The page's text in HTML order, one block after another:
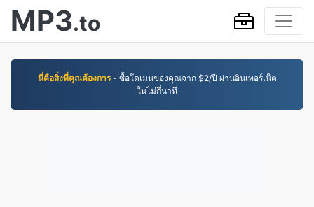
MP3.to
นี่คือสิ่งที่คุณต้องการ- ซื้อโดเมนของคุณจาก $2/ปี ผ่านอินเทอร์เน็ต
ในไม่กี่นาที